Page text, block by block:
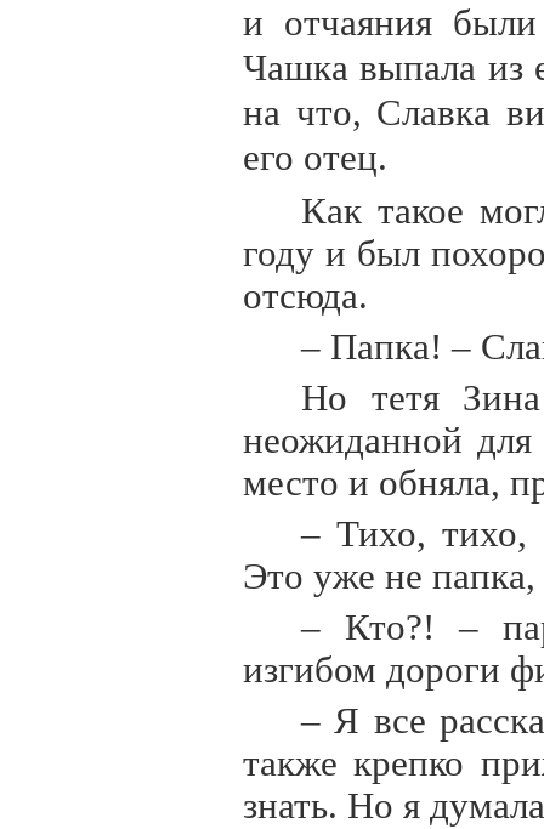
и отчаяния
Чашка выпала из
на что, Славка
его отец.
Как такое
году и был
отсюда.
– Папка! –
Но тетя
неожиданной
место и обняла,
– Тихо, тихо,
Это уже не папка,
– Кто?! –
изгибом дороги
– Я все
также крепко
знать. Но я